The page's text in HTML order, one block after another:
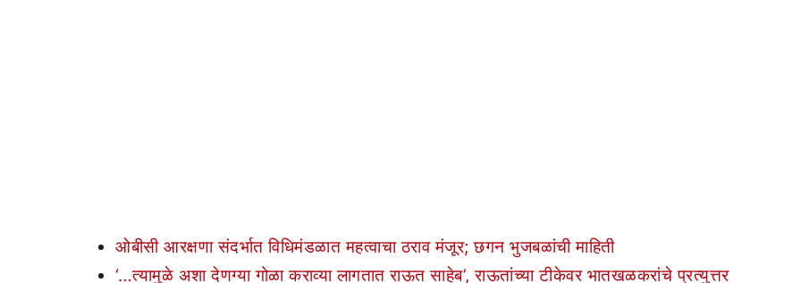
ओबीसी आरक्षणा संदर्भात विधिमंडळात महत्वाचा ठराव मंजूर; छगन भुजबळांची माहिती
‘…त्यामुळे अशा देणग्या गोळा कराव्या लागतात राऊत साहेब’, राऊतांच्या टीकेवर भातखळकरांचे प्रत्युत्तर